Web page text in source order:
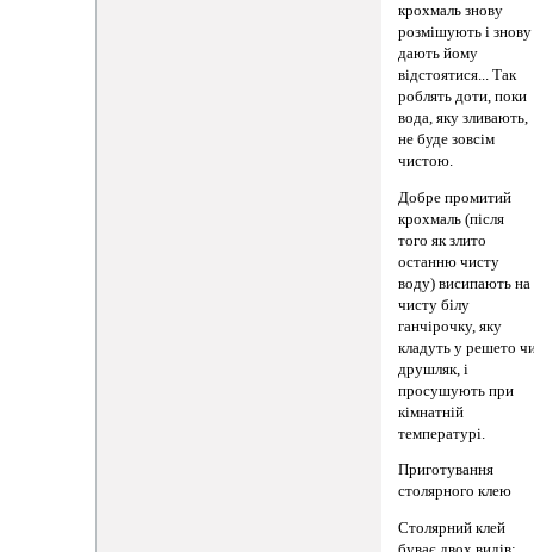
крохмаль знову
розмішують і знову
дають йому
відстоятися... Так
роблять доти, поки
вода, яку зливають,
не буде зовсім
чистою.
Добре промитий
крохмаль (після
того як злито
останню чисту
воду) висипають на
чисту білу
ганчірочку, яку
кладуть у решето
друшляк, і
просушують при
кімнатній
температурі.
Приготування
столярного клею
Столярний клей